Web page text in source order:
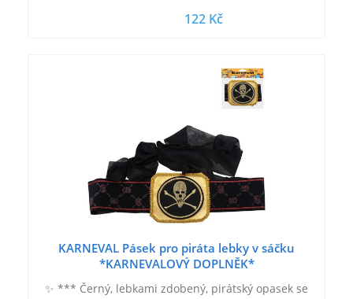
122 Kč
KARNEVAL Pásek pro piráta lebky v sáčku
*KARNEVALOVÝ DOPLNĚK*
✨ *** Černý, lebkami zdobený, pirátský opasek se